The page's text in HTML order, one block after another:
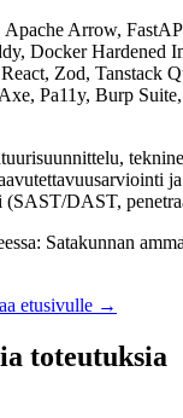
Arrow,
Docker Hardened
Zod, Tanstack
Pa11y, Burp
DAST,
: Satakunnan
etusivulle →
toteutuksia